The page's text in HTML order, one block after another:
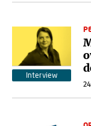
Interview